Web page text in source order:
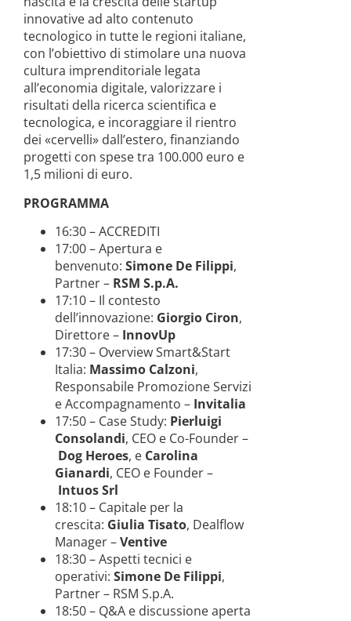
innovative ad alto contenuto
tecnologico in tutte le regioni italiane,
con l’obiettivo di stimolare una nuova
cultura imprenditoriale legata
all’economia digitale, valorizzare i
risultati della ricerca scientifica e
tecnologica, e incoraggiare il rientro
dei «cervelli» dall’estero, finanziando
progetti con spese tra 100.000 euro e
1,5 milioni di euro.
PROGRAMMA
16:30 – ACCREDITI
17:00 – Apertura e
benvenuto: Simone De Filippi,
Partner – RSM S.p.A.
17:10 – Il contesto
dell’innovazione: Giorgio Ciron,
Direttore – InnovUp
17:30 – Overview Smart&Start
Italia: Massimo Calzoni,
Responsabile Promozione Servizi
e Accompagnamento – Invitalia
17:50 – Case Study: Pierluigi
Consolandi, CEO e Co-Founder –
Dog Heroes, e Carolina
Gianardi, CEO e Founder –
Intuos Srl
18:10 – Capitale per la
crescita: Giulia Tisato, Dealflow
Manager –Ventive
18:30 – Aspetti tecnici e
operativi: Simone De Filippi,
Partner – RSM S.p.A.
18:50 – Q&A e discussione aperta